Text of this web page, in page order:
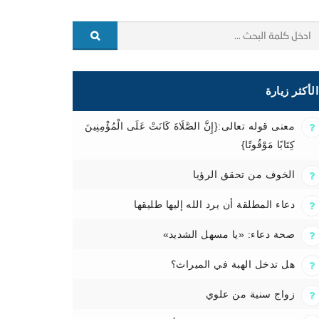
الأكثر زيارة
معنى قوله تعالى:{إِنَّ الصَّلَاةَ كَانَتْ عَلَى الْمُؤْمِنِينَ
كِتَابًا مَوْقُوتًا}
الخوف من تحقق الرؤيا
دعاء المطلقة أن يرد الله إليها طليقها
صحة دعاء: «يا مسهل الشديد»
هل تدخل الهبة في الميراث؟
زواج سنية من علوي